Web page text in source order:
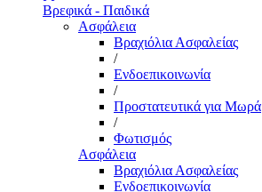
Βρεφικά - Παιδικά
Ασφάλεια
Βραχιόλια Ασφαλείας
/
Ενδοεπικοινωνία
/
Προστατευτικά για Μωρά
/
Φωτισμός
Ασφάλεια
Βραχιόλια Ασφαλείας
Ενδοεπικοινωνία